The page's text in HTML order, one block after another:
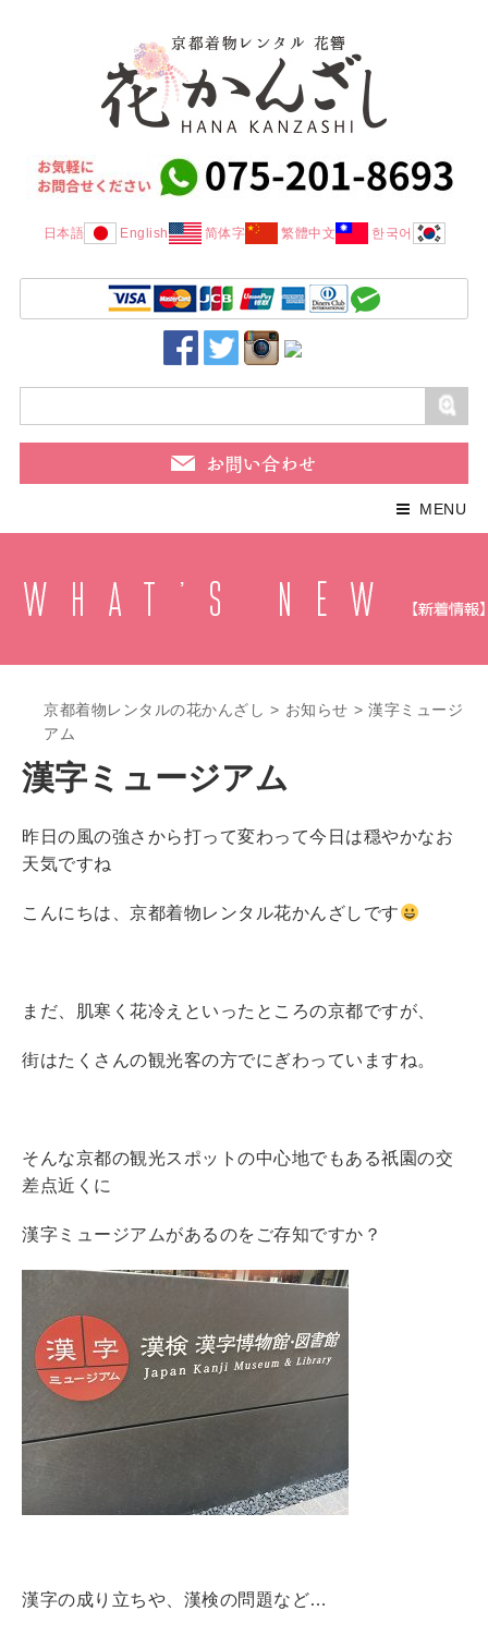
日本語 English 简体字 繁體中文 한국어
MENU
京都着物レンタルの花かんざし > お知らせ > 漢字ミュージ
アム
漢字ミュージアム
昨日の風の強さから打って変わって今日は穏やかなお
天気ですね
こんにちは、京都着物レンタル花かんざしです
まだ、肌寒く花冷えといったところの京都ですが、
街はたくさんの観光客の方でにぎわっていますね。
そんな京都の観光スポットの中心地でもある祇園の交
差点近くに
漢字ミュージアムがあるのをご存知ですか？
漢字の成り立ちや、漢検の問題など…